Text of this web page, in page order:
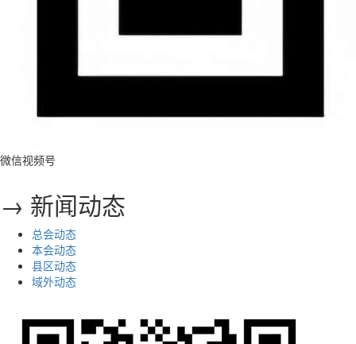
微信视频号
→ 新闻动态
总会动态
本会动态
县区动态
域外动态